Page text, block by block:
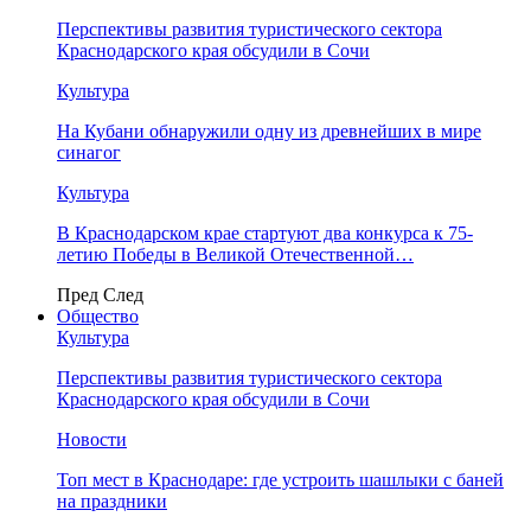
Перспективы развития туристического сектора
Краснодарского края обсудили в Сочи
Культура
На Кубани обнаружили одну из древнейших в мире
синагог
Культура
В Краснодарском крае стартуют два конкурса к 75-
летию Победы в Великой Отечественной…
Пред След
Общество
Культура
Перспективы развития туристического сектора
Краснодарского края обсудили в Сочи
Новости
Топ мест в Краснодаре: где устроить шашлыки с баней
на праздники